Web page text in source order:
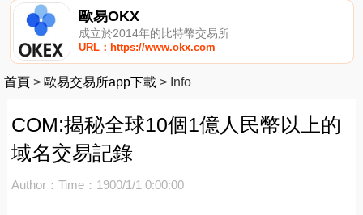
歐易OKX
成立於2014年的比特幣交易所
URL：https://www.okx.com
首頁 > 歐易交易所app下載 > Info
COM:揭秘全球10個1億人民幣以上的
域名交易記錄
Author： Time：1900/1/1 0:00:00